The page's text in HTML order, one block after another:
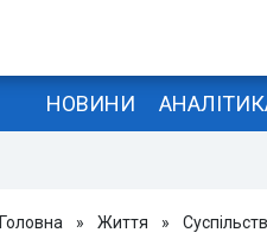
НОВИНИ
Головна » Життя »